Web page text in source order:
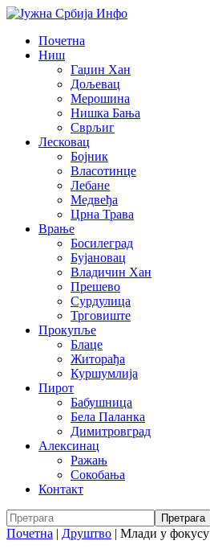
Почетна
Ниш
Гаџин Хан
Дољевац
Мерошина
Нишка Бања
Сврљиг
Лесковац
Бојник
Власотинце
Лебане
Медвеђа
Црна Трава
Врање
Босилеград
Бујановац
Владичин Хан
Прешево
Сурдулица
Трговиште
Прокупље
Блаце
Житорађа
Куршумлија
Пирот
Бабушница
Бела Паланка
Димитровград
Алексинац
Ражањ
Сокобања
Контакт
Почетна | Друштво | Млади у фокусу